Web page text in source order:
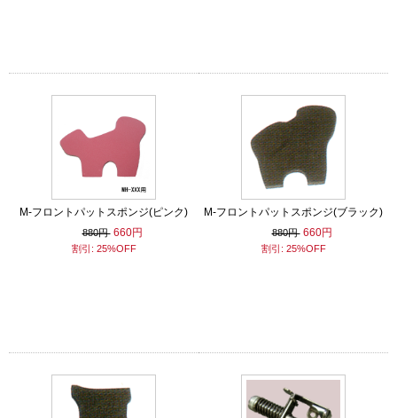
M-フロントパットスポンジ(ピンク)
880円 660円
割引: 25%OFF
M-フロントパットスポンジ(ブラック)
880円 660円
割引: 25%OFF